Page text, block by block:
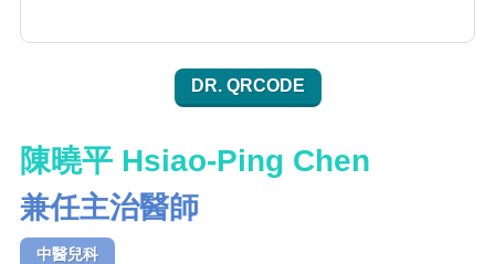
DR. QRCODE
陳曉平 Hsiao-Ping Chen
兼任主治醫師
中醫兒科